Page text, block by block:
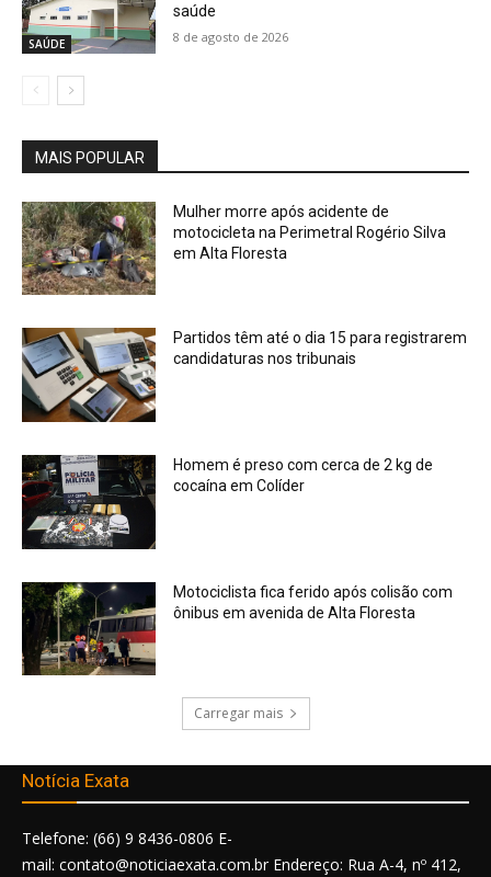
SAÚDE
saúde
8 de agosto de 2026
MAIS POPULAR
Mulher morre após acidente de
motocicleta na Perimetral Rogério Silva
em Alta Floresta
Partidos têm até o dia 15 para registrarem
candidaturas nos tribunais
Homem é preso com cerca de 2 kg de
cocaína em Colíder
Motociclista fica ferido após colisão com
ônibus em avenida de Alta Floresta
Carregar mais
Notícia Exata
Telefone: (66) 9 8436-0806 E-
mail: contato@noticiaexata.com.br Endereço: Rua A-4, nº 412,